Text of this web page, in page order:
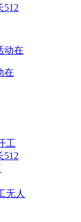
512
在
工
512
无人